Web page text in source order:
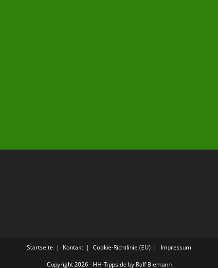
Startseite Kontakt Cookie-Richtlinie (EU) Impressum
Copyright 2026 - HH-Tipps.de by Ralf Biemann